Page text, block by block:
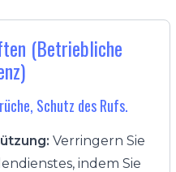
(Betriebliche
Schutz des Rufs.
Verringern Sie
indem Sie